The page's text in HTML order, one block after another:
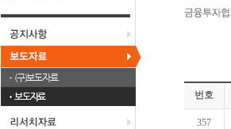
(구)보도자료
보도자료
번호
357